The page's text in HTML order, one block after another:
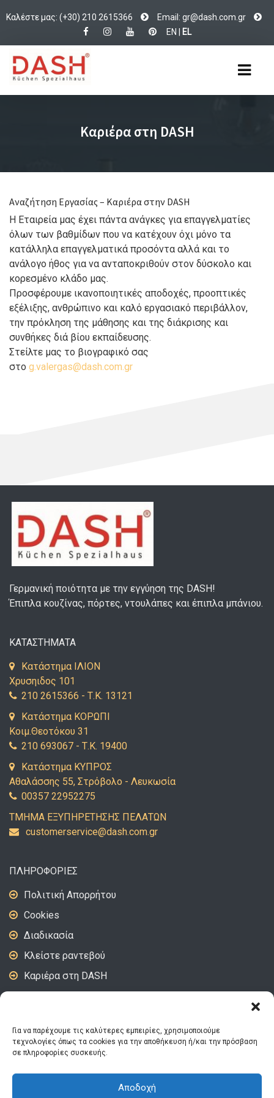
Για να παρέχουμε τις καλύτερες εμπειρίες, χρησιμοποιούμε
τεχνολογίες όπως τα cookies για την αποθήκευση ή/και την πρόσβαση
σε πληροφορίες συσκευής.
Αποδοχή
Καλέστε μας: (+30) 210 2615366 Email: rg.mo
c.hsa
d@rg
EN
EL
Καριέρα στη DASH
Aναζήτηση Εργασίας – Καριέρα στην DASH
Η Εταιρεία μας έχει πάντα ανάγκες για επαγγελματίες
όλων των βαθμίδων που να κατέχουν όχι μόνο τα
κατάλληλα επαγγελματικά προσόντα αλλά και το
ανάλογο ήθος για να ανταποκριθούν στον δύσκολο και
κορεσμένο κλάδο μας.
Προσφέρουμε ικανοποιητικές αποδοχές, προοπτικές
εξέλιξης, ανθρώπινο και καλό εργασιακό περιβάλλον,
την πρόκληση της μάθησης και της διάκρισης και
συνθήκες διά βίου εκπαίδευσης.
Στείλτε μας το βιογραφικό σας
στο
rg.mo
c.hsa
d@sag
relav
.g
Γερμανική ποιότητα με την εγγύηση της DASH!
Έπιπλα κουζίνας, πόρτες, ντουλάπες και έπιπλα μπάνιου.
ΚΑΤΑΣΤΗΜΑΤΑ
Κατάστημα ΙΛΙΟΝ
Χρυσηιδος 101
210 2615366 - Τ.Κ. 13121
Κατάστημα ΚΟΡΩΠΙ
Κοιμ.Θεοτόκου 31
210 693067 - Τ.Κ. 19400
Κατάστημα ΚΥΠΡΟΣ
Αθαλάσσης 55, Στρόβολο - Λευκωσία
00357 22952275
ΤΜΗΜΑ ΕΞΥΠΗΡΕΤΗΣΗΣ ΠΕΛΑΤΩΝ
rg.mo
c.hsa
d@eci
vresr
emots
uc
ΠΛΗΡΟΦΟΡΙΕΣ
Πολιτική Απορρήτου
Cookies
Διαδικασία
Κλείστε ραντεβού
Καριέρα στη DASH
ΑΚΟΛΟΥΘΗΣΤΕ ΜΑΣ
© 2026 DASH | Designed and Developed by